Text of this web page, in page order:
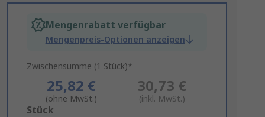
Mengenrabatt verfügbar
Mengenpreis-Optionen anzeigen
Zwischensumme (1 Stück)*
25,82 €
(ohne MwSt.)
30,73 €
(inkl. MwSt.)
Add
Stück